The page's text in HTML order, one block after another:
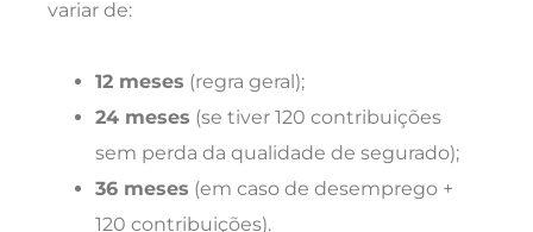
variar de:
12 meses (regra geral);
24 meses (se tiver 120 contribuições
sem perda da qualidade de segurado);
36 meses (em caso de desemprego +
120 contribuições).